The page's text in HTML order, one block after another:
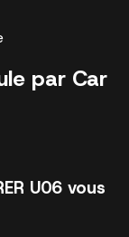
par Car
U06 vous